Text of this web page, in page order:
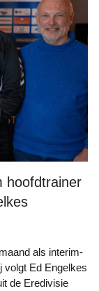
hoofdtrainer
als interim-
volgt Ed Engelkes
de Eredivisie